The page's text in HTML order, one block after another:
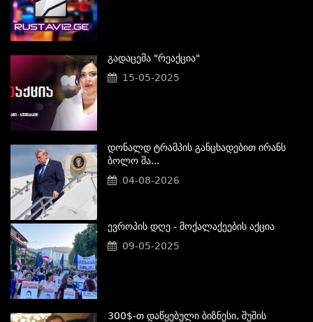
Გადაცემა "რეაქცია"
15-05-2025
Დონალდ Ტრამპის Განცხადებით Ირანს
Ბოლო Შა...
04-08-2026
Ევროპის Დღე - Მოქალაქეების Აქცია
09-05-2025
300$-Თ Დაწყებული Ბიზნესი, Შუშის